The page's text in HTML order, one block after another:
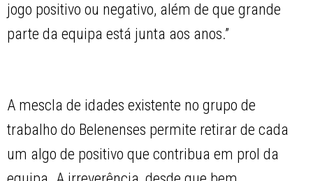
jogo positivo ou negativo, além de que grande
parte da equipa está junta aos anos.”
A mescla de idades existente no grupo de
trabalho do Belenenses permite retirar de cada
um algo de positivo que contribua em prol da